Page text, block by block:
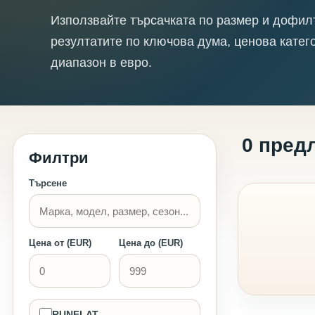
Използвайте търсачката по размер и
резултатите по ключова дума, ценова
диапазон в евро.
Филтри
Търсене
Цена от (EUR) Цена до (EUR)
0